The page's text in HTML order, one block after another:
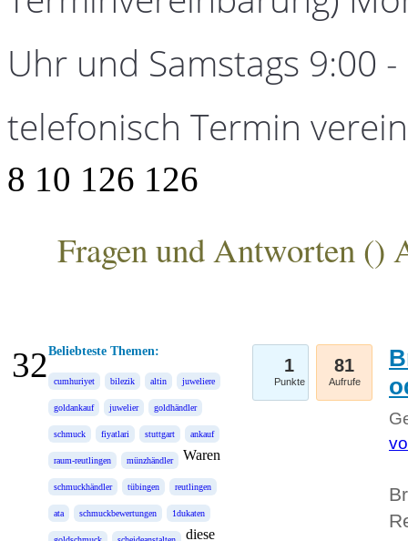
Uhr und Samstags 9:00
telefonisch Termin
8 10 126 126
Fragen und Antworten ()
Beliebteste Themen:
cumhuriyet bilezik altin juweliere
goldankauf juwelier goldhändler
schmuck fiyatlari stuttgart ankauf
raum-reutlingen münzhändler
schmuckhändler tübingen reutlingen
ata schmuckbewertungen 1dukaten
Waren
diese
1
Punkte
81
Aufrufe
32